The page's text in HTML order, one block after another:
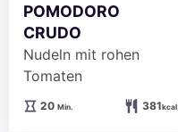
POMODORO
CRUDO
Nudeln mit rohen
Tomaten
20Minuten
Min. 381kcal